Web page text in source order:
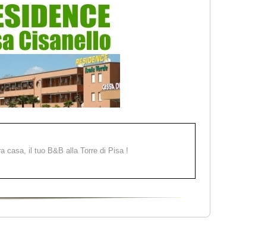
casa, il tuo B&B alla Torre di Pisa !